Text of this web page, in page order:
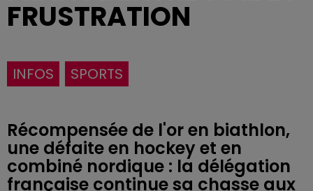
FRUSTRATION
INFOS SPORTS
Récompensée de l'or en biathlon,
une défaite en hockey et en
combiné nordique : la délégation
française continue sa chasse aux